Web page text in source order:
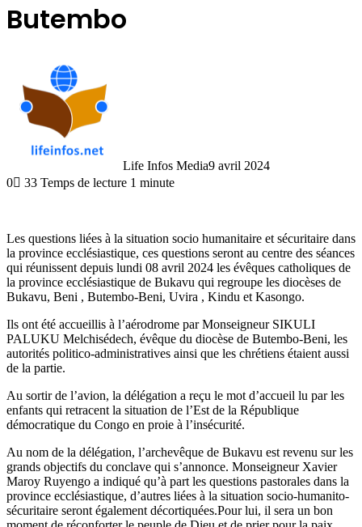
Butembo
Life Infos Media9 avril 2024
0
33 Temps de lecture 1 minute
Les questions liées à la situation socio humanitaire et sécuritaire dans
la province ecclésiastique, ces questions seront au centre des séances
qui réunissent depuis lundi 08 avril 2024 les évêques catholiques de
la province ecclésiastique de Bukavu qui regroupe les diocèses de
Bukavu, Beni , Butembo-Beni, Uvira , Kindu et Kasongo.
Ils ont été accueillis à l’aérodrome par Monseigneur SIKULI
PALUKU Melchisédech, évêque du diocèse de Butembo-Beni, les
autorités politico-administratives ainsi que les chrétiens étaient aussi
de la partie.
Au sortir de l’avion, la délégation a reçu le mot d’accueil lu par les
enfants qui retracent la situation de l’Est de la République
démocratique du Congo en proie à l’insécurité.
Au nom de la délégation, l’archevêque de Bukavu est revenu sur les
grands objectifs du conclave qui s’annonce. Monseigneur Xavier
Maroy Ruyengo a indiqué qu’à part les questions pastorales dans la
province ecclésiastique, d’autres liées à la situation socio-humanito-
sécuritaire seront également décortiquées.Pour lui, il sera un bon